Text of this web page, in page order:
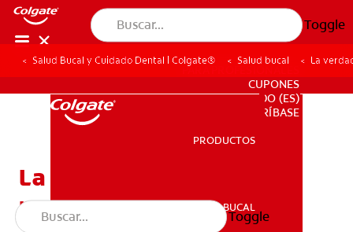
Toggle
SALUD BUCAL
PARA PROFESIONALES
CUPONES
DO (ES)
SUSCRÍBASE
PRODUCTOS
SALUD BUCAL
Toggle
Salud Bucal y Cuidado Dental | Colgate® Salud bucal La
La verdad sobre los
premolares